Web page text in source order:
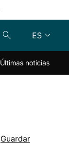
ES
En directo
Últimas noticias
Guardar